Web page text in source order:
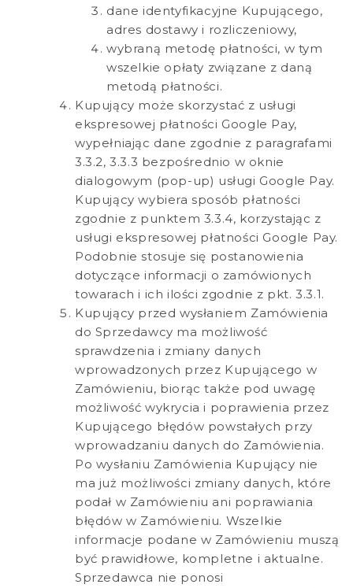
dane identyfikacyjne Kupującego,
adres dostawy i rozliczeniowy,
wybraną metodę płatności, w tym
wszelkie opłaty związane z daną
metodą płatności.
Kupujący może skorzystać z usługi
ekspresowej płatności Google Pay,
wypełniając dane zgodnie z paragrafami
3.3.2, 3.3.3 bezpośrednio w oknie
dialogowym (pop-up) usługi Google Pay.
Kupujący wybiera sposób płatności
zgodnie z punktem 3.3.4, korzystając z
usługi ekspresowej płatności Google Pay.
Podobnie stosuje się postanowienia
dotyczące informacji o zamówionych
towarach i ich ilości zgodnie z pkt. 3.3.1.
Kupujący przed wysłaniem Zamówienia
do Sprzedawcy ma możliwość
sprawdzenia i zmiany danych
wprowadzonych przez Kupującego w
Zamówieniu, biorąc także pod uwagę
możliwość wykrycia i poprawienia przez
Kupującego błędów powstałych przy
wprowadzaniu danych do Zamówienia.
Po wysłaniu Zamówienia Kupujący nie
ma już możliwości zmiany danych, które
podał w Zamówieniu ani poprawiania
błędów w Zamówieniu. Wszelkie
informacje podane w Zamówieniu muszą
być prawidłowe, kompletne i aktualne.
Sprzedawca nie ponosi